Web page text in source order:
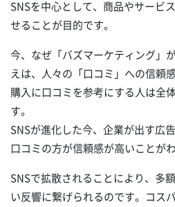
SNSを中心として、商品やサービ
せることが目的です。
今、なぜ「バズマーケティング」
えは、人々の「口コミ」への信頼
購入に口コミを参考にする人は全
す。
SNSが進化した今、企業が出す広
口コミの方が信頼感が高いことが
SNSで拡散されることにより、多
い反響に繋げられるのです。コス